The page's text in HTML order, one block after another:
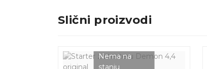
Slični proizvodi